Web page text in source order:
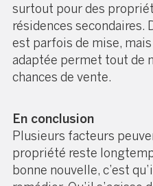
surtout pour des
résidences secondaires.
est parfois de mise,
adaptée permet tout de
chances de vente.
En conclusion
Plusieurs facteurs
propriété reste
bonne nouvelle, c’est